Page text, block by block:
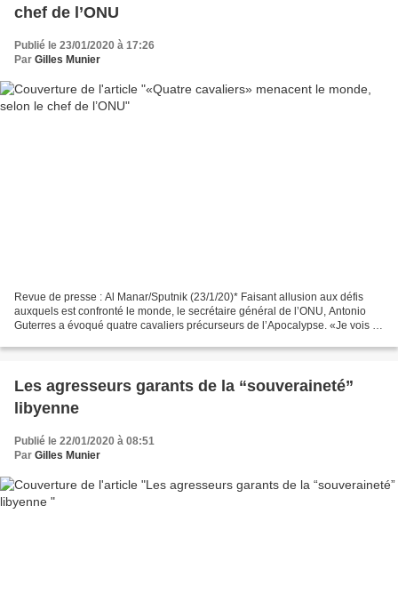
chef de l’ONU
Publié le 23/01/2020 à 17:26
Par Gilles Munier
Revue de presse : Al Manar/Sputnik (23/1/20)* Faisant allusion aux défis
auxquels est confronté le monde, le secrétaire général de l’ONU, Antonio
Guterres a évoqué quatre cavaliers précurseurs de l’Apocalypse. «Je vois «
Les agresseurs garants de la “souveraineté”
libyenne
Publié le 22/01/2020 à 08:51
Par Gilles Munier